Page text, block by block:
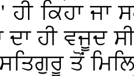
ਕਿਹਾ
ਦਾ ਹੀ ਵਜੂਦ
ਤੋਂ